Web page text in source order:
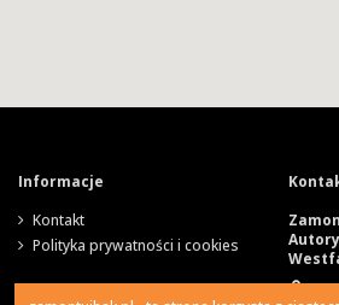
Informacje
Kontakt
Polityka prywatności i cookies